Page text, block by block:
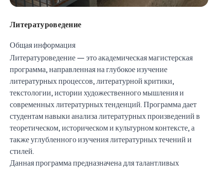
Литературоведение
Общая информация
Литературоведение — это академическая магистерская
программа, направленная на глубокое изучение
литературных процессов, литературной критики,
текстологии, истории художественного мышления и
современных литературных тенденций. Программа дает
студентам навыки анализа литературных произведений в
теоретическом, историческом и культурном контексте, а
также углубленного изучения литературных течений и
стилей.
Данная программа предназначена для талантливых